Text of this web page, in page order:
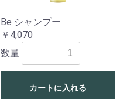
Be シャンプー
￥4,070
数量
カートに入れる